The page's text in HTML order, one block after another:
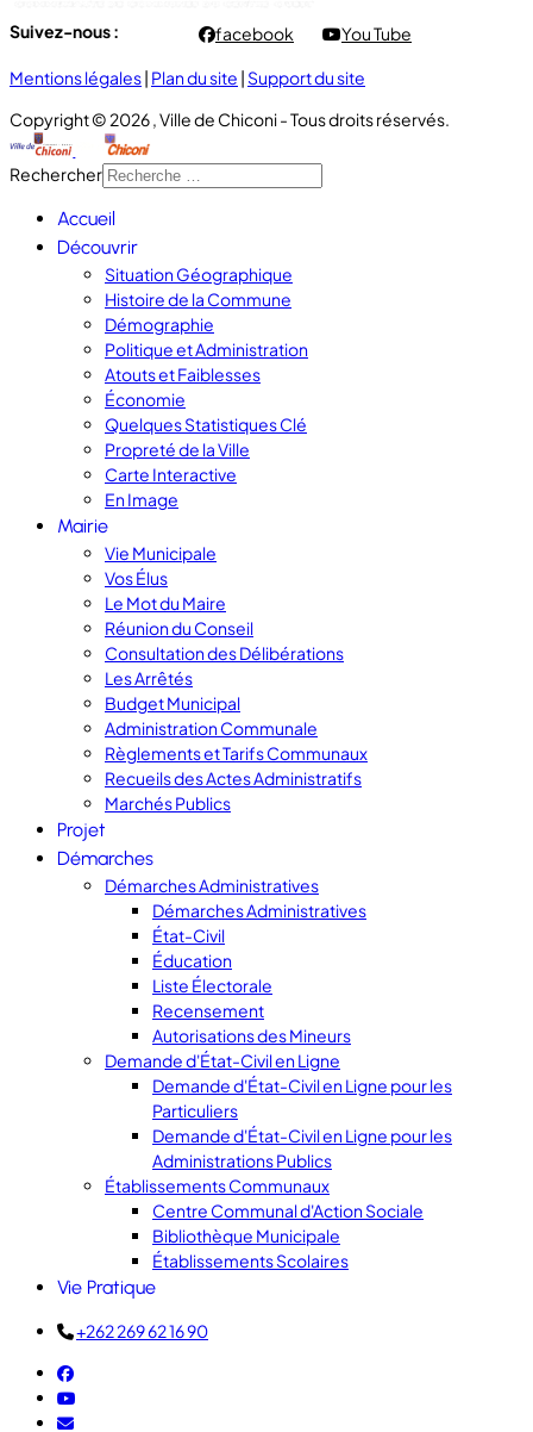
Suivez-nous : facebook You Tube
Mentions légales | Plan du site | Support du site
Copyright © 2026 , Ville de Chiconi - Tous droits réservés.
Rechercher
Accueil
Découvrir
Situation Géographique
Histoire de la Commune
Démographie
Politique et Administration
Atouts et Faiblesses
Économie
Quelques Statistiques Clé
Propreté de la Ville
Carte Interactive
En Image
Mairie
Vie Municipale
Vos Élus
Le Mot du Maire
Réunion du Conseil
Consultation des Délibérations
Les Arrêtés
Budget Municipal
Administration Communale
Règlements et Tarifs Communaux
Recueils des Actes Administratifs
Marchés Publics
Projet
Démarches
Démarches Administratives
Démarches Administratives
État-Civil
Éducation
Liste Électorale
Recensement
Autorisations des Mineurs
Demande d'État-Civil en Ligne
Demande d'État-Civil en Ligne pour les
Particuliers
Demande d'État-Civil en Ligne pour les
Administrations Publics
Établissements Communaux
Centre Communal d'Action Sociale
Bibliothèque Municipale
Établissements Scolaires
Vie Pratique
+262 269 62 16 90